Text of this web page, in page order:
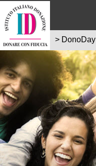
> DonoDay